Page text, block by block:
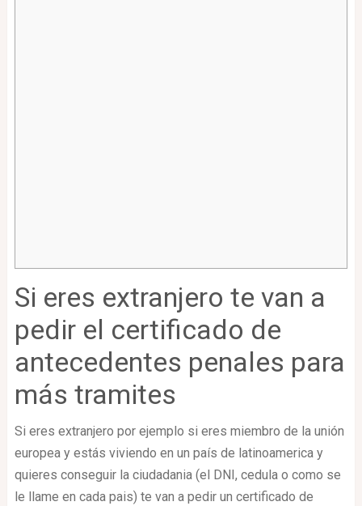
Si eres extranjero te van a
pedir el certificado de
antecedentes penales para
más tramites
Si eres extranjero por ejemplo si eres miembro de la unión
europea y estás viviendo en un país de latinoamerica y
quieres conseguir la ciudadania (el DNI, cedula o como se
le llame en cada pais) te van a pedir un certificado de